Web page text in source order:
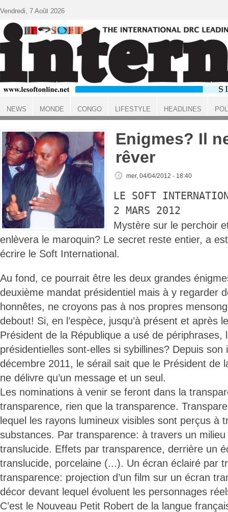
ACCUEIL
Enigmes? Il
rêver
mer, 04/04/2012 - 18:40
LE SOFT
2 MARS 2012
Mystère sur le perchoir
enlèvera le maroquin? Le secret reste entier, a
écrire le Soft International.
Au fond, ce pourrait être les deux grandes
deuxième mandat présidentiel mais à y regarder
honnêtes, ne croyons pas à nos propres
debout! Si, en l’espèce, jusqu’à présent et après
Président de la République a usé de périphrases,
présidentielles sont-elles si sybillines? Depuis son
décembre 2011, le sérail sait que le Président de
ne délivre qu’un message et un seul.
Les nominations à venir se feront dans la
transparence, rien que la transparence.
lequel les rayons lumineux visibles sont perçus à
substances. Par transparence: à travers un
translucide. Effets par transparence, derrière un
translucide, porcelaine (...). Un écran éclairé par
transparence: projection d’un film sur un écran
décor devant lequel évoluent les personnages
C’est le Nouveau Petit Robert de la langue
Vendredi, 7 Août 2026
NEWS MONDE CONGO LIFESTYLE HEADLINES